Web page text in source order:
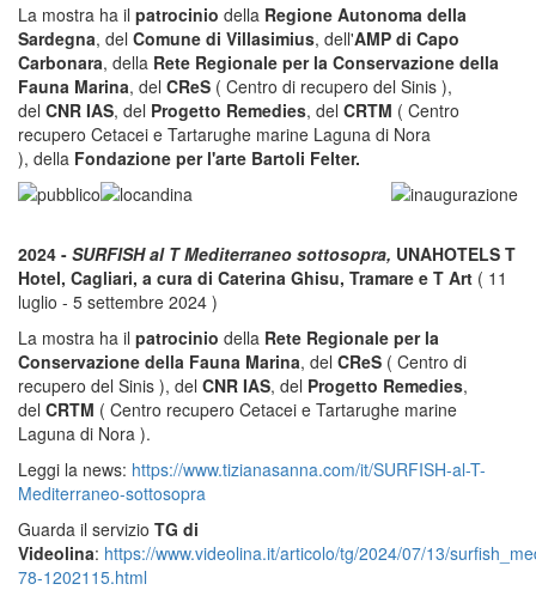
La mostra ha il patrocinio della Regione Autonoma della
Sardegna, del Comune di Villasimius, dell'AMP di Capo
Carbonara, della Rete Regionale per la Conservazione della
Fauna Marina, del CReS ( Centro di recupero del Sinis ),
del CNR IAS, del Progetto Remedies, del CRTM ( Centro
recupero Cetacei e Tartarughe marine Laguna di Nora
), della Fondazione per l'arte Bartoli Felter.
2024 - SURFISH al T Mediterraneo sottosopra, UNAHOTELS T
Hotel, Cagliari, a cura di Caterina Ghisu, Tramare e T Art ( 11
luglio - 5 settembre 2024 )
La mostra ha il patrocinio della Rete Regionale per la
Conservazione della Fauna Marina, del CReS ( Centro di
recupero del Sinis ), del CNR IAS, del Progetto Remedies,
del CRTM ( Centro recupero Cetacei e Tartarughe marine
Laguna di Nora ).
Leggi la news: https://www.tizianasanna.com/it/SURFISH-al-T-
Mediterraneo-sottosopra
Guarda il servizio TG di
Videolina: https://www.videolina.it/articolo/tg/2024/07/13/
78-1202115.html